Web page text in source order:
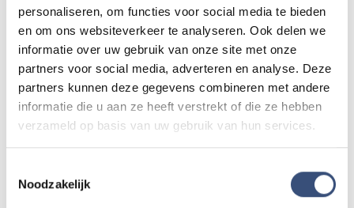
personaliseren, om functies voor social media te bieden
en om ons websiteverkeer te analyseren. Ook delen we
informatie over uw gebruik van onze site met onze
partners voor social media, adverteren en analyse. Deze
partners kunnen deze gegevens combineren met andere
informatie die u aan ze heeft verstrekt of die ze hebben
verzameld op basis van uw gebruik van hun services.
Noodzakelijk
ZA
8
Matinee-concert in Dorpskerk
🕐 11:00
DI
11
Magic Summer show met Steven Kazàn